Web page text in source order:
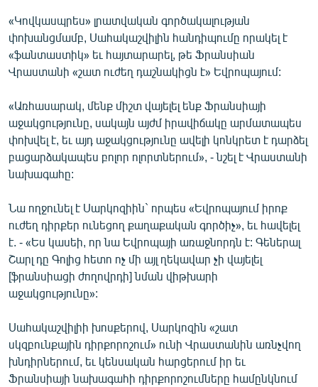
ՓՈԴՔԱՍԹ
Հայերեն
English
Русский
ՀԵՏԵՎԵՔ ՄԵԶ
«Ազատության» բոլոր կայքերը
«Կովկասպրես» լրատվական գործակալության
փոխանցմամբ, Սահակաշվիլին հանդիպումը որակել է
«ֆանտաստիկ» եւ հայտարարել, թե Ֆրանսիան
Վրաստանի «շատ ուժեղ դաշնակիցն է» Եվրոպայում:
«Առհասարակ, մենք միշտ վայելել ենք Ֆրանսիայի
աջակցությունը, սակայն այժմ իրավիճակը արմատապես
փոխվել է, եւ այդ աջակցությունը ավելի կոնկրետ է դարձել
բացարձակապես բոլոր ոլորտներում», - նշել է Վրաստանի
նախագահը:
Նա ողջունել է Սարկոզիին` որպես «Եվրոպայում իրոք
ուժեղ դիրքեր ունեցող քաղաքական գործիչ», եւ հավելել
է. - «Ես կասեի, որ նա Եվրոպայի առաջնորդն է: Գեներալ
Շարլ դը Գոլից հետո ոչ մի այլ ղեկավար չի վայելել
[ֆրանսիացի ժողովրդի] նման վիթխարի
աջակցությունը»:
Սահակաշվիլիի խոսքերով, Սարկոզին «շատ
սկզբունքային դիրքորոշում» ունի Վրաստանին առնչվող
խնդիրներում, եւ կենսական հարցերում իր եւ
Ֆրանսիայի նախագահի դիրքորոշումները համընկնում